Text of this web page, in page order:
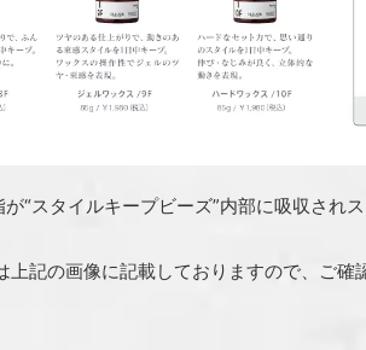
“スタイルキープビーズ”内部に吸収され
記の画像に記載しておりますので、ご確